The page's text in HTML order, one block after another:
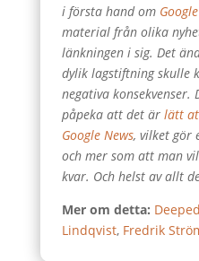
i första hand om
material från olika
länkningen i sig. Det
dylik lagstiftning skulle
negativa
påpeka att det är lätt
Google News, vilket gör
och mer som att man
kvar. Och helst av allt
Mer om detta:
Lindqvist, Fredrik